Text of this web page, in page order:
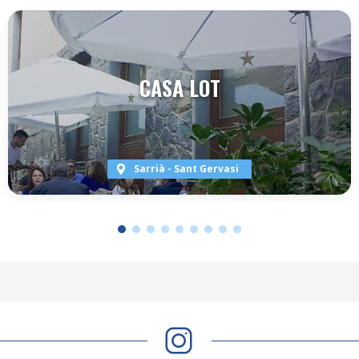
CASA LOT
Sarrià - Sant Gervasi
VER TERRAZA